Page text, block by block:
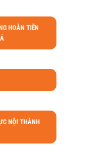
HOÀN TIỀN
NỘI THÀNH